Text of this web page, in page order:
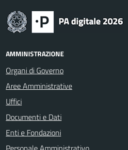
AMMINISTRAZIONE
Organi di Governo
Aree Amministrative
Uffici
Documenti e Dati
Enti e Fondazioni